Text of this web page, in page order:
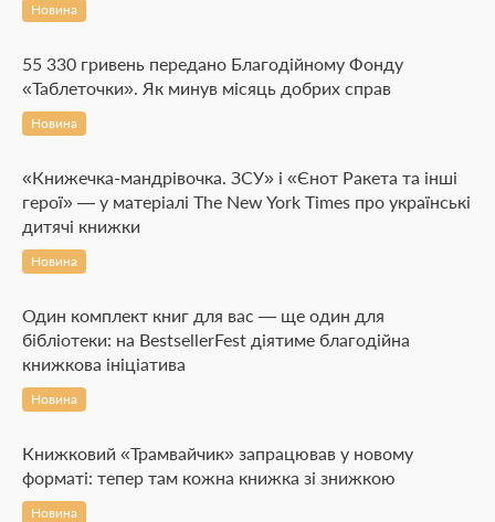
Новина
55 330 гривень передано Благодійному Фонду
«Таблеточки». Як минув місяць добрих справ
Новина
«Книжечка-мандрівочка. ЗСУ» і «Єнот Ракета та інші
герої» — у матеріалі The New York Times про українські
дитячі книжки
Новина
Один комплект книг для вас — ще один для
бібліотеки: на BestsellerFest діятиме благодійна
книжкова ініціатива
Новина
Книжковий «Трамвайчик» запрацював у новому
форматі: тепер там кожна книжка зі знижкою
Новина